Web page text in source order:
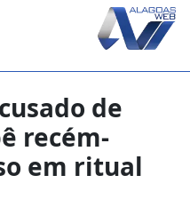
de
recém-
em ritual